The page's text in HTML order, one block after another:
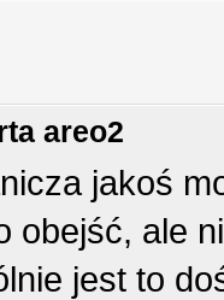
areo2
jakoś
obejść, ale
jest to